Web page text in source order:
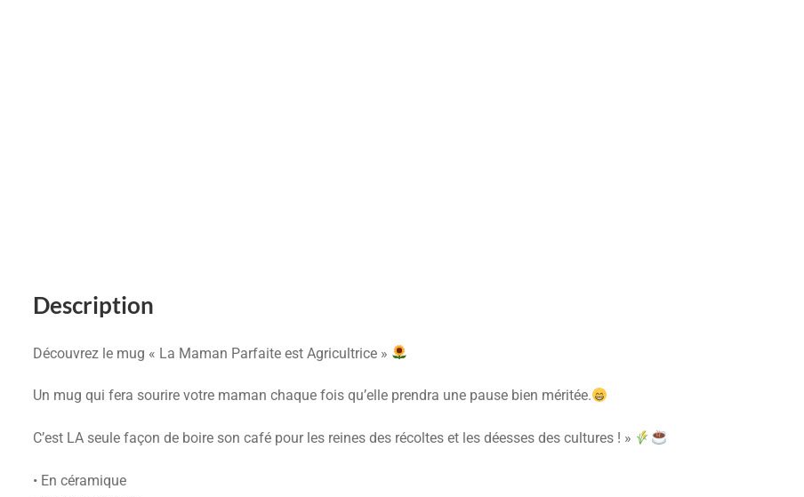
Description
Découvrez le mug « La Maman Parfaite est Agricultrice »
Un mug qui fera sourire votre maman chaque fois qu’elle prendra une pause bien méritée.
C’est LA seule façon de boire son café pour les reines des récoltes et les déesses des cultures ! »
• En céramique